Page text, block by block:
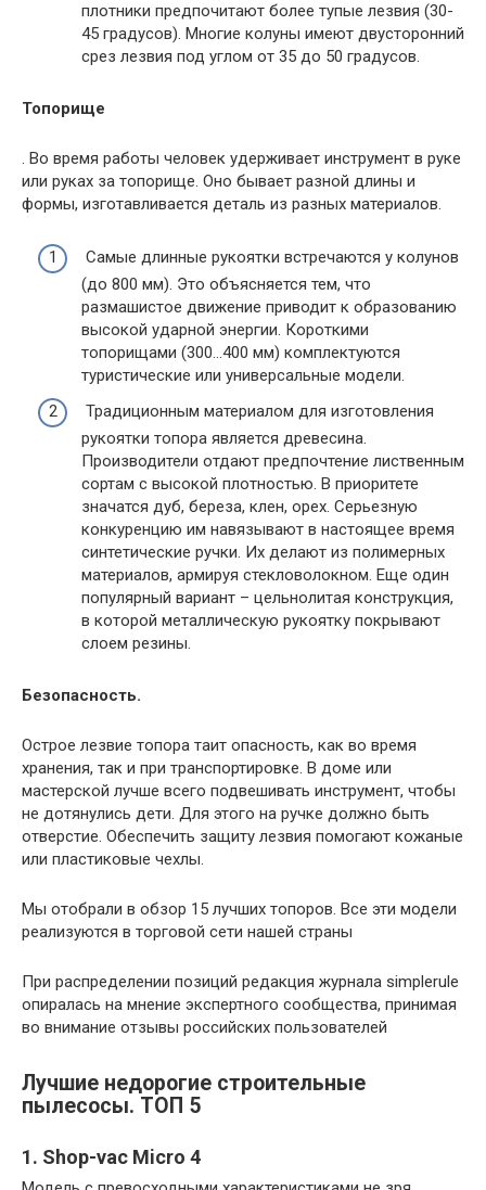
плотники предпочитают более тупые лезвия (30-
45 градусов). Многие колуны имеют двусторонний
срез лезвия под углом от 35 до 50 градусов.
Топорище
. Во время работы человек удерживает инструмент в руке
или руках за топорище. Оно бывает разной длины и
формы, изготавливается деталь из разных материалов.
Самые длинные рукоятки встречаются у колунов
(до 800 мм). Это объясняется тем, что
размашистое движение приводит к образованию
высокой ударной энергии. Короткими
топорищами (300…400 мм) комплектуются
туристические или универсальные модели.
Традиционным материалом для изготовления
рукоятки топора является древесина.
Производители отдают предпочтение лиственным
сортам с высокой плотностью. В приоритете
значатся дуб, береза, клен, орех. Серьезную
конкуренцию им навязывают в настоящее время
синтетические ручки. Их делают из полимерных
материалов, армируя стекловолокном. Еще один
популярный вариант – цельнолитая конструкция,
в которой металлическую рукоятку покрывают
слоем резины.
Безопасность.
Острое лезвие топора таит опасность, как во время
хранения, так и при транспортировке. В доме или
мастерской лучше всего подвешивать инструмент, чтобы
не дотянулись дети. Для этого на ручке должно быть
отверстие. Обеспечить защиту лезвия помогают кожаные
или пластиковые чехлы.
Мы отобрали в обзор 15 лучших топоров. Все эти модели
реализуются в торговой сети нашей страны
При распределении позиций редакция журнала simplerule
опиралась на мнение экспертного сообщества, принимая
во внимание отзывы российских пользователей
Лучшие недорогие строительные
пылесосы. ТОП 5
1. Shop-vac Micro 4